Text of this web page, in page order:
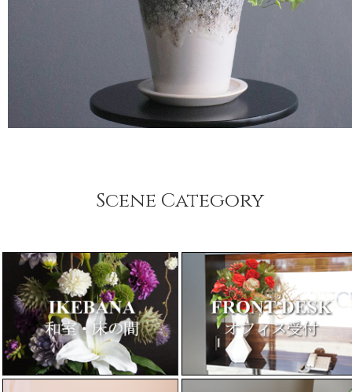
Scene Category